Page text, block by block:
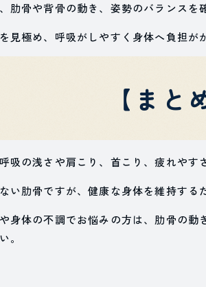
肋骨や背骨の動き、姿勢のバランスを
見極め、呼吸がしやすく身体へ負担
【まと
吸の浅さや肩こり、首こり、疲れや
い肋骨ですが、健康な身体を維持す
身体の不調でお悩みの方は、肋骨の
。